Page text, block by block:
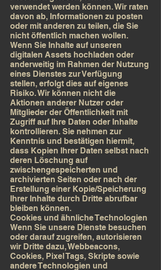
verwendet werden können. Wir raten
davon ab, Informationen zu posten
oder mit anderen zu teilen, die Sie
nicht öffentlich machen wollen.
Wenn Sie Inhalte auf unseren
digitalen Assets hochladen oder
anderweitig im Rahmen der Nutzung
eines Dienstes zur Verfügung
stellen, erfolgt dies auf eigenes
Risiko. Wir können nicht die
Aktionen anderer Nutzer oder
Mitglieder der Öffentlichkeit mit
Zugriff auf Ihre Daten oder Inhalte
kontrollieren. Sie nehmen zur
Kenntnis und bestätigen hiermit,
dass Kopien Ihrer Daten selbst nach
deren Löschung auf
zwischengespeicherten und
archivierten Seiten oder nach der
Erstellung einer Kopie/Speicherung
Ihrer Inhalte durch Dritte abrufbar
bleiben können.
Cookies und ähnliche Technologien
Wenn Sie unsere Dienste besuchen
oder darauf zugreifen, autorisieren
wir Dritte dazu, Webbeacons,
Cookies, Pixel Tags, Skripte sowie
andere Technologien und